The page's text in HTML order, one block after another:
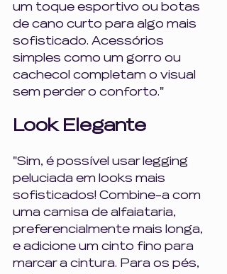
um toque esportivo ou botas
de cano curto para algo mais
sofisticado. Acessórios
simples como um gorro ou
cachecol completam o visual
sem perder o conforto."
Look Elegante
"Sim, é possível usar legging
peluciada em looks mais
sofisticados! Combine-a com
uma camisa de alfaiataria,
preferencialmente mais longa,
e adicione um cinto fino para
marcar a cintura. Para os pés,